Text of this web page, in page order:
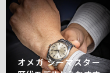
オメガ シーマスター